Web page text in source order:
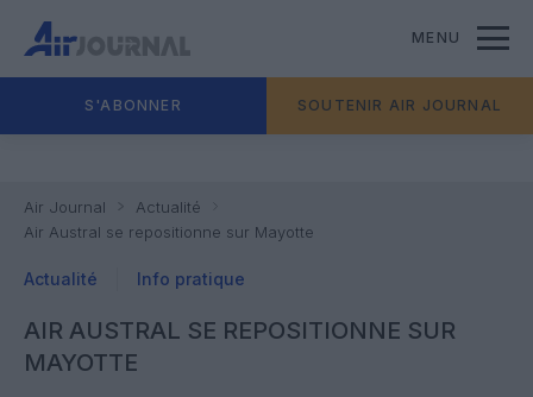
MENU
S'ABONNER SOUTENIR AIR JOURNAL
Air Journal
Actualité
Air Austral se repositionne sur Mayotte
Actualité Info pratique
AIR AUSTRAL SE REPOSITIONNE SUR
MAYOTTE